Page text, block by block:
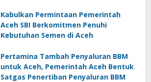
Kabulkan Permintaan Pemerintah
Aceh SBI Berkomitmen Penuhi
Kebutuhan Semen di Aceh
Pertamina Tambah Penyaluran BBM
untuk Aceh, Pemerintah Aceh Bentuk
Satgas Penertiban Penyaluran BBM